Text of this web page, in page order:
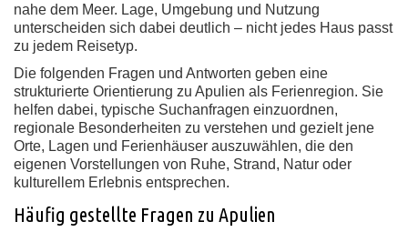
nahe dem Meer. Lage, Umgebung und Nutzung
unterscheiden sich dabei deutlich – nicht jedes Haus passt
zu jedem Reisetyp.
Die folgenden Fragen und Antworten geben eine
strukturierte Orientierung zu Apulien als Ferienregion. Sie
helfen dabei, typische Suchanfragen einzuordnen,
regionale Besonderheiten zu verstehen und gezielt jene
Orte, Lagen und Ferienhäuser auszuwählen, die den
eigenen Vorstellungen von Ruhe, Strand, Natur oder
kulturellem Erlebnis entsprechen.
Häufig gestellte Fragen zu Apulien